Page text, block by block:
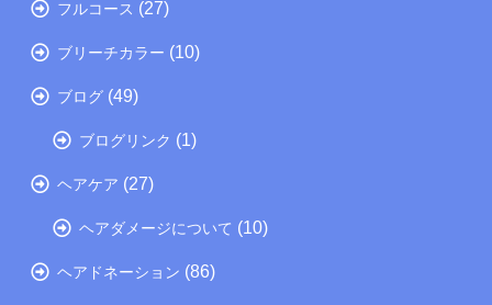
フルコース (27)
ブリーチカラー (10)
ブログ (49)
ブログリンク (1)
ヘアケア (27)
ヘアダメージについて (10)
ヘアドネーション (86)